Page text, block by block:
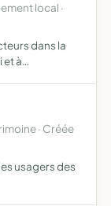
local ·
dans la
et à
· Créée
usagers des